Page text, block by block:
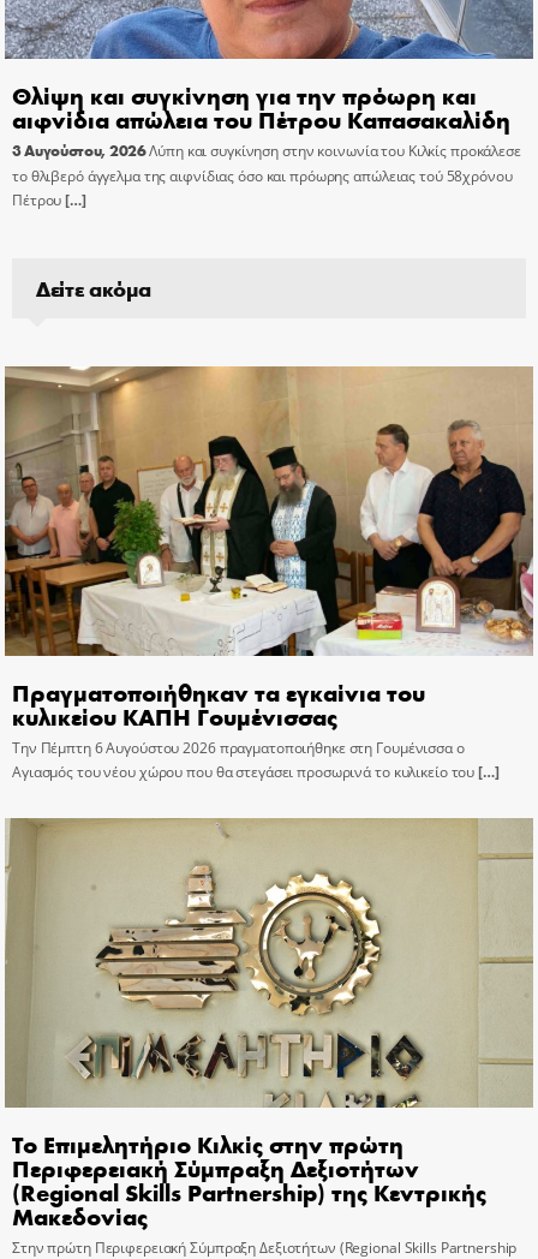
Θλίψη και συγκίνηση για την πρόωρη και
αιφνίδια απώλεια του Πέτρου Καπασακαλίδη
3 Αυγούστου, 2026Λύπη και συγκίνηση στην κοινωνία του Κιλκίς προκάλεσε
το θλιβερό άγγελμα της αιφνίδιας όσο και πρόωρης απώλειας τού 58χρόνου
Πέτρου[…]
Δείτε ακόμα
Πραγματοποιήθηκαν τα εγκαίνια του
κυλικείου ΚΑΠΗ Γουμένισσας
Την Πέμπτη 6 Αυγούστου 2026 πραγματοποιήθηκε στη Γουμένισσα ο
Αγιασμός του νέου χώρου που θα στεγάσει προσωρινά το κυλικείο του[…]
Το Επιμελητήριο Κιλκίς στην πρώτη
Περιφερειακή Σύμπραξη Δεξιοτήτων
(Regional Skills Partnership) της Κεντρικής
Μακεδονίας
Στην πρώτη Περιφερειακή Σύμπραξη Δεξιοτήτων (Regional Skills Partnership